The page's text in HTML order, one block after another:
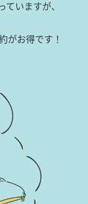
いますが、
がお得です！